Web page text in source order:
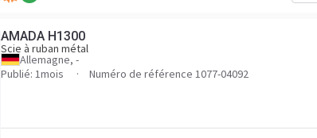
AMADA H1300
Scie à ruban métal
Allemagne, -
Publié: 1mois
Numéro de référence 1077-04092